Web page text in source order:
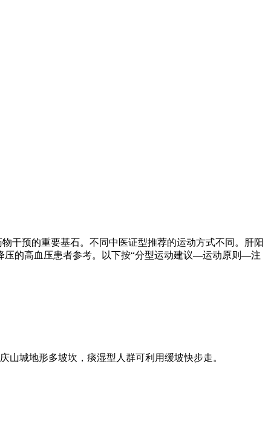
干预的重要基石。不同中医证型推荐的运动方式不同。肝阳
压的高血压患者参考。以下按“分型运动建议—运动原则—注
城地形多坡坎，痰湿型人群可利用缓坡快步走。